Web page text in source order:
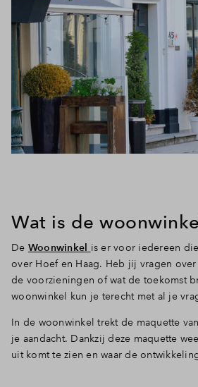
Wat is de
De Woonwinkel is er voor iedereen
over Hoef en Haag. Heb jij vragen
de voorzieningen of wat de toekomst
woonwinkel kun je terecht met al je
In de woonwinkel trekt de maquette
je aandacht. Dankzij deze maquette
uit komt te zien en waar de